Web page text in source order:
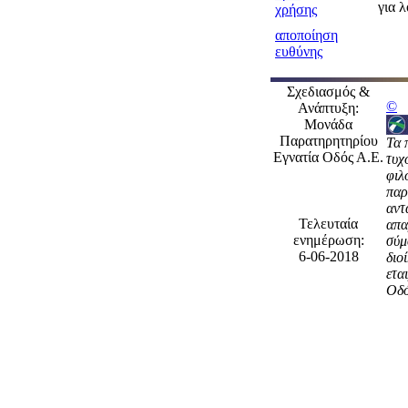
χρήσης
αποποίηση
ευθύνης
για
Σχεδιασμός &
Ανάπτυξη:
Μονάδα
Παρατηρητηρίου
Εγνατία Οδός Α.Ε.
©
Τα
Τελευταία
ενημέρωση:
6-06-2018